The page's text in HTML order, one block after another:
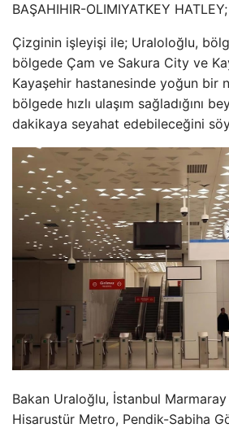
BAŞAHIHIR-OLIMIYATKEY HATLEY;
Çizginin işleyişi ile; Uraloloğlu,
bölgede Çam ve Sakura City ve
Kayaşehir hastanesinde yoğun bir
bölgede hızlı ulaşım sağladığını
dakikaya seyahat edebileceğini
Bakan Uraloğlu, İstanbul Marmaray
Hisarustür Metro, Pendik-Sabiha